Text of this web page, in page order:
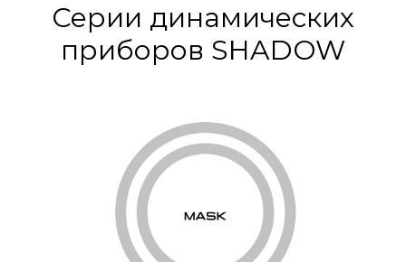
Серии динамических
приборов SHADOW